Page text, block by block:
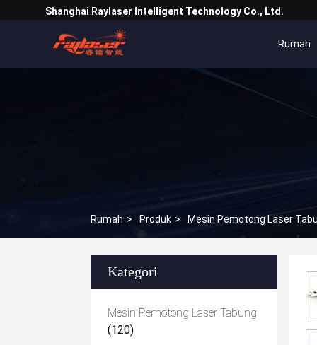
Shanghai Raylaser Intelligent Technology Co., Ltd.
Rumah
Rumah > Produk > Mesin Pemotong Laser
Kategori
Mesin Pemotong Laser Tabung
(120)